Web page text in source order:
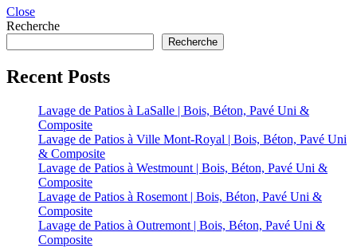
Close
Recherche
Recherche
Recent Posts
Lavage de Patios à LaSalle | Bois, Béton, Pavé Uni &
Composite
Lavage de Patios à Ville Mont-Royal | Bois, Béton, Pavé Uni
& Composite
Lavage de Patios à Westmount | Bois, Béton, Pavé Uni &
Composite
Lavage de Patios à Rosemont | Bois, Béton, Pavé Uni &
Composite
Lavage de Patios à Outremont | Bois, Béton, Pavé Uni &
Composite